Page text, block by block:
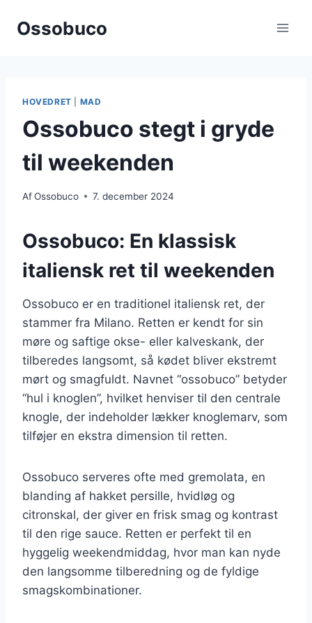
Ossobuco
HOVEDRET MAD
Ossobuco stegt i gryde
til weekenden
AfOssobuco 7. december 2024
Ossobuco: En klassisk
italiensk ret til weekenden
Ossobuco er en traditionel italiensk ret, der
stammer fra Milano. Retten er kendt for sin
møre og saftige okse- eller kalveskank, der
tilberedes langsomt, så kødet bliver ekstremt
mørt og smagfuldt. Navnet “ossobuco” betyder
“hul i knoglen”, hvilket henviser til den centrale
knogle, der indeholder lækker knoglemarv, som
tilføjer en ekstra dimension til retten.
Ossobuco serveres ofte med gremolata, en
blanding af hakket persille, hvidløg og
citronskal, der giver en frisk smag og kontrast
til den rige sauce. Retten er perfekt til en
hyggelig weekendmiddag, hvor man kan nyde
den langsomme tilberedning og de fyldige
smagskombinationer.